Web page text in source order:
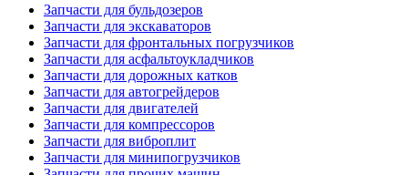
Запчасти для бульдозеров
Запчасти для экскаваторов
Запчасти для фронтальных погрузчиков
Запчасти для асфальтоукладчиков
Запчасти для дорожных катков
Запчасти для автогрейдеров
Запчасти для двигателей
Запчасти для компрессоров
Запчасти для виброплит
Запчасти для минипогрузчиков